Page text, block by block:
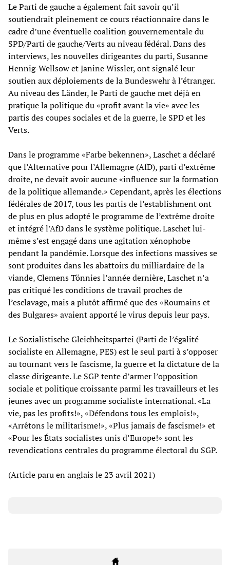
Le Parti de gauche a également fait savoir qu’il
soutiendrait pleinement ce cours réactionnaire dans le
cadre d’une éventuelle coalition gouvernementale du
SPD/Parti de gauche/Verts au niveau fédéral. Dans des
interviews, les nouvelles dirigeantes du parti, Susanne
Hennig-Wellsow et Janine Wissler, ont signalé leur
soutien aux déploiements de la Bundeswehr à l’étranger.
Au niveau des Länder, le Parti de gauche met déjà en
pratique la politique du «profit avant la vie» avec les
partis des coupes sociales et de la guerre, le SPD et les
Verts.
Dans le programme «Farbe bekennen», Laschet a déclaré
que l’Alternative pour l’Allemagne (AfD), parti d’extrême
droite, ne devait avoir aucune «influence sur la formation
de la politique allemande.» Cependant, après les élections
fédérales de 2017, tous les partis de l’establishment ont
de plus en plus adopté le programme de l’extrême droite
et intégré l’AfD dans le système politique. Laschet lui-
même s’est engagé dans une agitation xénophobe
pendant la pandémie. Lorsque des infections massives se
sont produites dans les abattoirs du milliardaire de la
viande, Clemens Tönnies l’année dernière, Laschet n’a
pas critiqué les conditions de travail proches de
l’esclavage, mais a plutôt affirmé que des «Roumains et
des Bulgares» avaient apporté le virus depuis leur pays.
Le Sozialistische Gleichheitspartei (Parti de l’égalité
socialiste en Allemagne, PES) est le seul parti à s’opposer
au tournant vers le fascisme, la guerre et la dictature de la
classe dirigeante. Le SGP tente d’armer l’opposition
sociale et politique croissante parmi les travailleurs et les
jeunes avec un programme socialiste international. «La
vie, pas les profits!», «Défendons tous les emplois!»,
«Arrêtons le militarisme!», «Plus jamais de fascisme!» et
«Pour les États socialistes unis d’Europe!» sont les
revendications centrales du programme électoral du SGP.
(Article paru en anglais le 23 avril 2021)